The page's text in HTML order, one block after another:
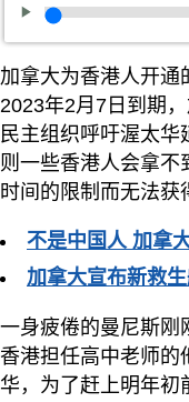
加拿大为香港人开通
2023年2月7日到期
民主组织呼吁渥太
则一些香港人会拿不
时间的限制而无法获
不是中国人 加拿
加拿大宣布新救
一身疲倦的曼尼斯刚
香港担任高中老师的
华，为了赶上明年初